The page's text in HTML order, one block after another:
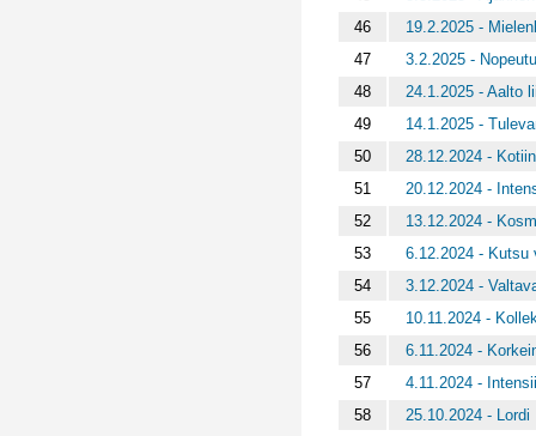
46
19.2.2025 -
47
3.2.2025 -
48
24.1.2025 - Aalto
49
14.1.2025 -
50
28.12.2024 -
51
20.12.2024 -
52
13.12.2024 -
53
6.12.2024 - Kutsu
54
3.12.2024 -
55
10.11.2024 -
56
6.11.2024 -
57
4.11.2024 -
58
25.10.2024 -